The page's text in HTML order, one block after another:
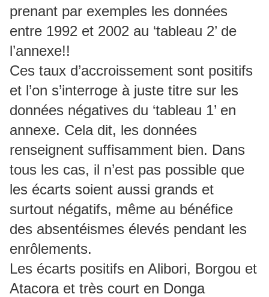
prenant par exemples les données
entre 1992 et 2002 au ‘tableau 2’ de
l’annexe!!
Ces taux d’accroissement sont positifs
et l’on s’interroge à juste titre sur les
données négatives du ‘tableau 1’ en
annexe. Cela dit, les données
renseignent suffisamment bien. Dans
tous les cas, il n’est pas possible que
les écarts soient aussi grands et
surtout négatifs, même au bénéfice
des absentéismes élevés pendant les
enrôlements.
Les écarts positifs en Alibori, Borgou et
Atacora et très court en Donga